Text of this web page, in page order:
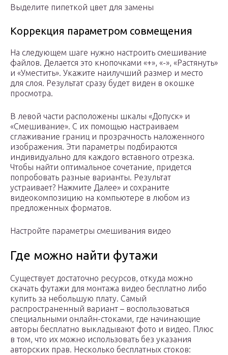
Выделите пипеткой цвет для замены
Коррекция параметром совмещения
На следующем шаге нужно настроить смешивание
файлов. Делается это кнопочками «+», «-­», «Растянуть»
и «Уместить». Укажите наилучший размер и место
для слоя. Результат сразу будет виден в окошке
просмотра.
В левой части расположены шкалы «Допуск» и
«Смешивание». С их помощью настраиваем
сглаживание границ и прозрачность наложенного
изображения. Эти параметры подбираются
индивидуально для каждого вставного отрезка.
Чтобы найти оптимальное сочетание, придется
попробовать разные варианты. Результат
устраивает? Нажмите Далее» и сохраните
видеокомпозицию на компьютере в любом из
предложенных форматов.
Настройте параметры смешивания видео
Где можно найти футажи
Существует достаточно ресурсов, откуда можно
скачать футажи для монтажа видео бесплатно либо
купить за небольшую плату. Самый
распространенный вариант – воспользоваться
специальными онлайн-стоками, где начинающие
авторы бесплатно выкладывают фото и видео. Плюс
в том, что их можно использовать без указания
авторских прав. Несколько бесплатных стоков: